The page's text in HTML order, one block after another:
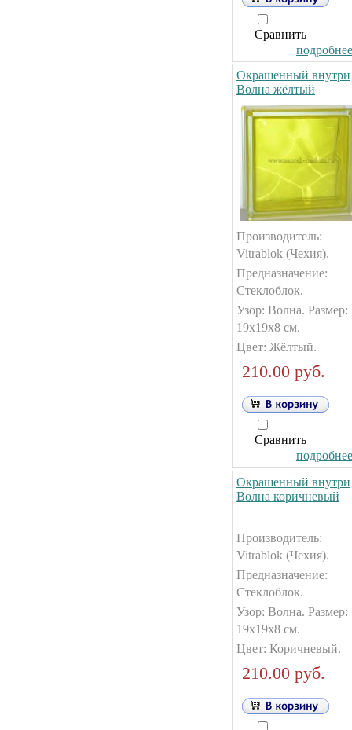
Сравнить
Окрашенный внутри
Волна жёлтый
Производитель:
Vitrablok (Чехия).
Предназначение:
Стеклоблок.
Узор: Волна. Размер:
19х19х8 см.
Цвет: Жёлтый.
210.00 руб.
Сравнить
Окрашенный внутри
Волна коричневый
Производитель:
Vitrablok (Чехия).
Предназначение:
Стеклоблок.
Узор: Волна. Размер:
19х19х8 см.
Цвет: Коричневый.
210.00 руб.